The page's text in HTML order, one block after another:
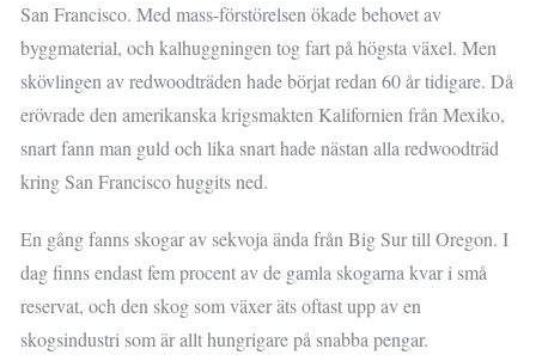
San Francisco. Med mass-förstörelsen ökade behovet av
byggmaterial, och kalhuggningen tog fart på högsta växel. Men
skövlingen av redwoodträden hade börjat redan 60 år tidigare. Då
erövrade den amerikanska krigsmakten Kalifornien från Mexiko,
snart fann man guld och lika snart hade nästan alla redwoodträd
kring San Francisco huggits ned.
En gång fanns skogar av sekvoja ända från Big Sur till Oregon. I
dag finns endast fem procent av de gamla skogarna kvar i små
reservat, och den skog som växer äts oftast upp av en
skogsindustri som är allt hungrigare på snabba pengar.